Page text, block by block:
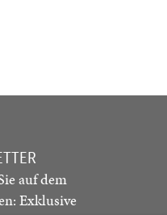
auf dem
Exklusive